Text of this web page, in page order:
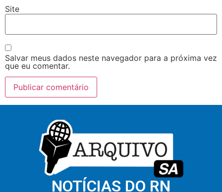
Site
Salvar meus dados neste navegador para a próxima vez
que eu comentar.
NOTÍCIAS DO RN